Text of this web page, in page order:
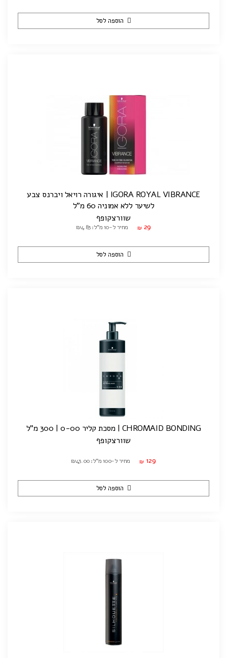
הוספה לסל
IGORA ROYAL VIBRANCE | איגורה רויאל ויברנס צבע
לשיער ללא אמוניה 60 מ"ל
שוורצקופף
₪ 29 מחיר ל-10 מ"ל: ₪4.83
הוספה לסל
CHROMAID BONDING | מסכת קליר 0-00 | 300 מ"ל
שוורצקופף
₪ 129 מחיר ל-100 מ"ל: ₪43.00
הוספה לסל